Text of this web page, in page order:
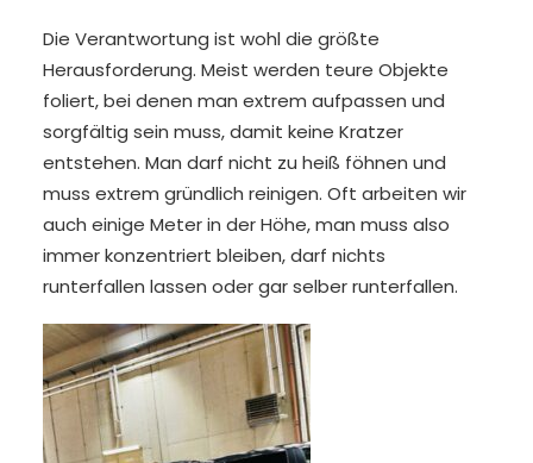
Die Verantwortung ist wohl die größte
Herausforderung. Meist werden teure Objekte
foliert, bei denen man extrem aufpassen und
sorgfältig sein muss, damit keine Kratzer
entstehen. Man darf nicht zu heiß föhnen und
muss extrem gründlich reinigen. Oft arbeiten wir
auch einige Meter in der Höhe, man muss also
immer konzentriert bleiben, darf nichts
runterfallen lassen oder gar selber runterfallen.